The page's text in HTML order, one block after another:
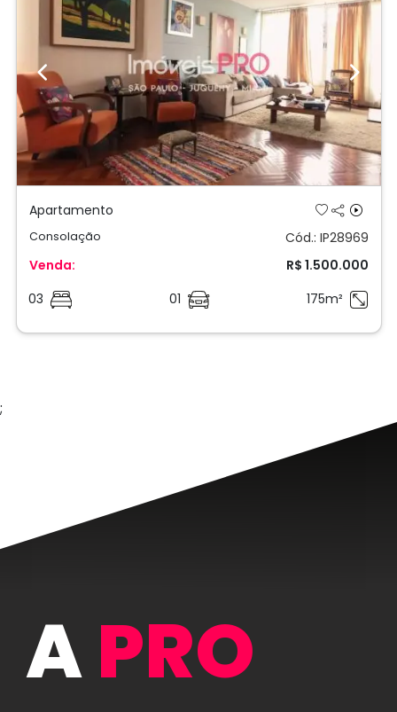
Previous Next
Apartamento
Consolação
Cód.: IP28969
Venda:
R$ 1.500.000
03
01 175m²
;
APRO